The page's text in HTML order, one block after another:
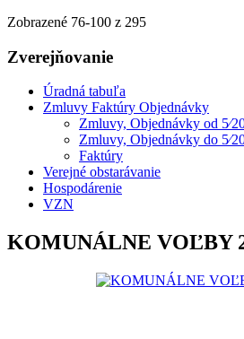
Zobrazené 76-100 z 295
Zverejňovanie
Úradná tabuľa
Zmluvy Faktúry Objednávky
Zmluvy, Objednávky od
Zmluvy, Objednávky do
Faktúry
Verejné obstarávanie
Hospodárenie
VZN
KOMUNÁLNE VOĽBY